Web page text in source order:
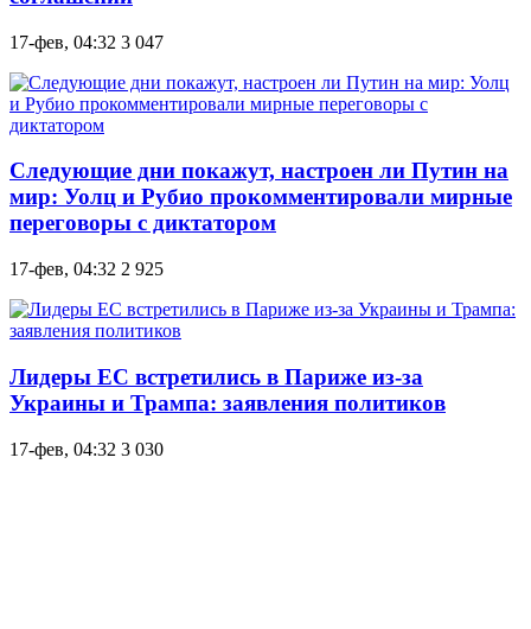
17-фев, 04:32 3 047
Следующие дни покажут, настроен ли Путин на
мир: Уолц и Рубио прокомментировали мирные
переговоры с диктатором
17-фев, 04:32 2 925
Лидеры ЕС встретились в Париже из-за
Украины и Трампа: заявления политиков
17-фев, 04:32 3 030